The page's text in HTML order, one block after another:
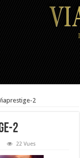
2
2
22 Vues